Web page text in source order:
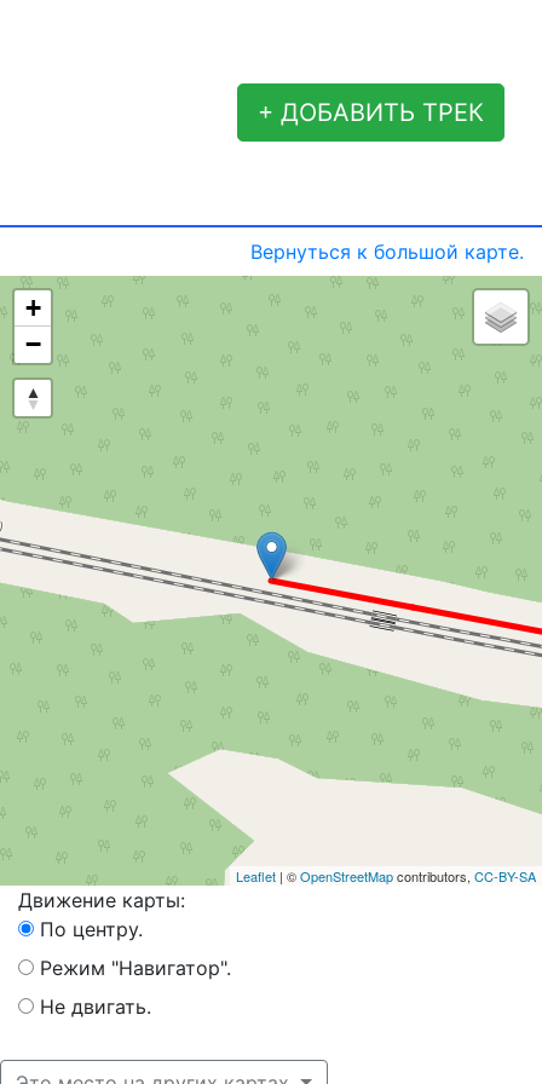
+ ДОБАВИТЬ ТРЕК
Вернуться к большой карте.
+
−
Leaflet | ©OpenStreetMapcontributors, CC-BY-SA
Движение карты:
По центру.
Режим "Навигатор".
Не двигать.